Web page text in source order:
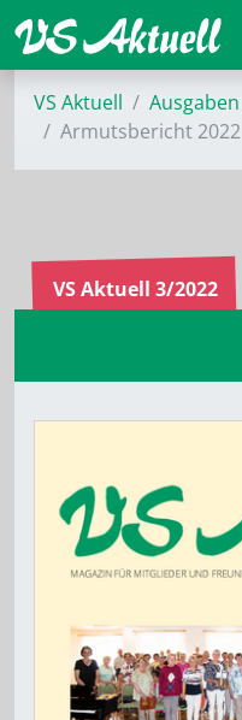
VS Aktuell Ausgaben
Armutsbericht 2022
VS Aktuell 3/2022